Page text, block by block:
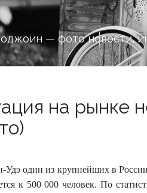
— фото новости,
на рынке
Удэ один из крупнейших в
к 500 000 человек. По